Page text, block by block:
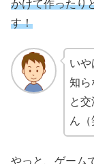
かけて作ったり
す！
いや
知ら
と
ん（
やっと、ゲーム